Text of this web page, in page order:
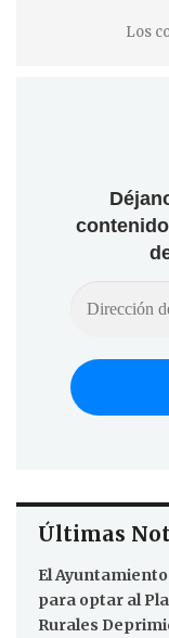
Los
Últimas
El Ayuntamiento
para optar al
Rurales